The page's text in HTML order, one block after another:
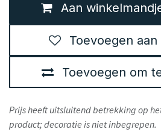
Aan
Toevoegen om
Toevoegen
Prijs heeft uitsluitend betrekking op
product; decoratie is niet inbegrepen.